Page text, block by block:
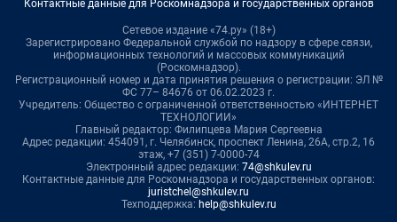
Контактные данные для Роскомнадзора и государственных органов
Сетевое издание «74.ру» (18+)
Зарегистрировано Федеральной службой по надзору в сфере связи,
информационных технологий и массовых коммуникаций
(Роскомнадзор).
Регистрационный номер и дата принятия решения о регистрации: ЭЛ №
ФС 77– 84676 от 06.02.2023 г.
Учредитель: Общество с ограниченной ответственностью «ИНТЕРНЕТ
ТЕХНОЛОГИИ»
Главный редактор: Филипцева Мария Сергеевна
Адрес редакции: 454091, г. Челябинск, проспект Ленина, 26А, стр.2, 16
этаж, +7 (351) 7-0000-74
Электронный адрес редакции: 74@shkulev.ru
Контактные данные для Роскомнадзора и государственных органов:
juristchel@shkulev.ru
Техподдержка: help@shkulev.ru